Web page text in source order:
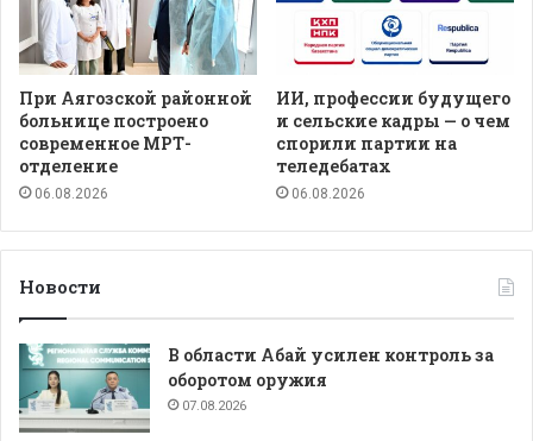
При Аягозской районной
больнице построено
современное МРТ-
отделение
06.08.2026
ИИ, профессии будущего
и сельские кадры — о чем
спорили партии на
теледебатах
06.08.2026
Новости
В области Абай усилен контроль за
оборотом оружия
07.08.2026